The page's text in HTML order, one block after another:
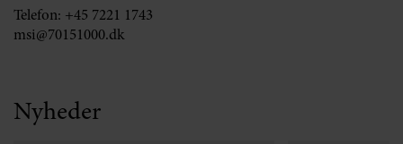
Telefon: +45 7221 1743
msi@70151000.dk
Nyheder